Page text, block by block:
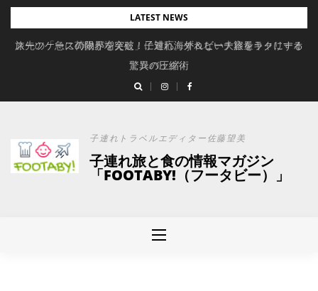
Skip
content
LATEST NEWS
旅先の「急に荷物が増えた」に対応。ずれない大容量キャリーオ
ンバッグ
スーツケースの限界を突破！子連れ海外＆ビーチ旅をラクにする
驚異の圧縮術
子連れトラベルエディター佐藤望美
子連れ旅と食の情報マガジン
「FOOTABY!（フータビー）」